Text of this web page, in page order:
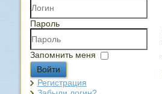
Пароль
Запомнить меня
Войти
Регистрация